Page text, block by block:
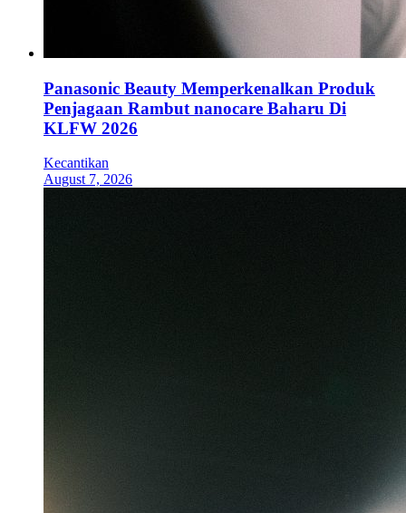
Panasonic Beauty Memperkenalkan Produk
Penjagaan Rambut nanocare Baharu Di
KLFW 2026
Kecantikan
August 7, 2026